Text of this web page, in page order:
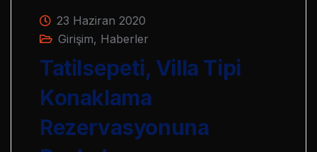
23 Haziran 2020
Girişim, Haberler
Tatilsepeti, Villa Tipi
Konaklama
Rezervasyonuna